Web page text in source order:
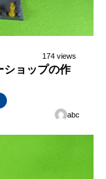
174 views
ョップの作
abc